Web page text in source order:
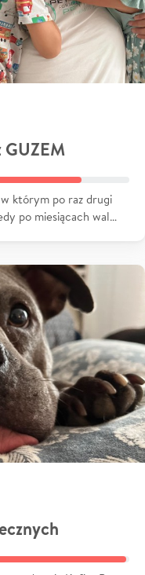
GUZEM
którym po raz drugi
po miesiącach wal…